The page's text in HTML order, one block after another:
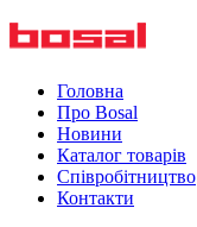
Головна
Про Bosal
Новини
Каталог товарів
Співробітництво
Контакти